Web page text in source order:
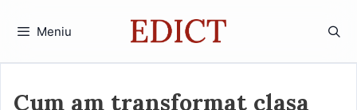
Meniu
Cum am transformat clasa